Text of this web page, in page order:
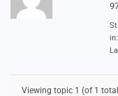
in:
Viewing topic 1 (of 1